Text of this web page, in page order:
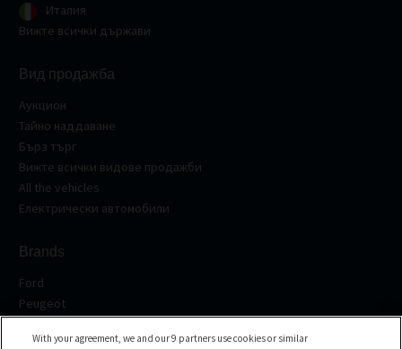
Италия
Вижте всички държави
Вид продажба
Аукцион
Тайно наддаване
Бърз търг
Вижте всички видове продажби
All the vehicles
Електрически автомобили
Brands
Ford
Peugeot
Volkswagen
With your agreement, we and our 9 partners use cookies or similar